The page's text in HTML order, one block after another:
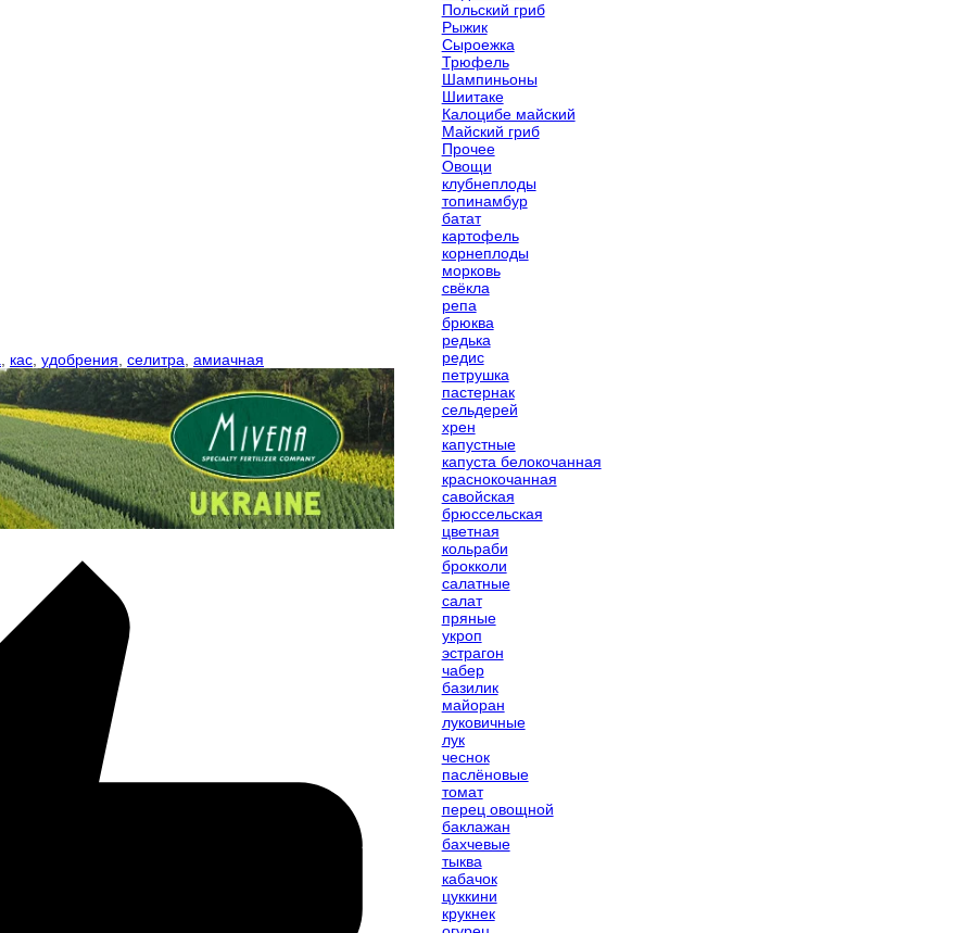
кас удобрения селитра амиачная
Польский гриб
Рыжик
Сыроежка
Трюфель
Шампиньоны
Шиитаке
Калоцибе майский
Майский гриб
Прочее
Овощи
клубнеплоды
топинамбур
батат
картофель
корнеплоды
морковь
свёкла
репа
брюква
редька
редис
петрушка
пастернак
сельдерей
хрен
капустные
капуста белокочанная
краснокочанная
савойская
брюссельская
цветная
кольраби
брокколи
салатные
салат
пряные
укроп
эстрагон
чабер
базилик
майоран
луковичные
лук
чеснок
паслёновые
томат
перец овощной
баклажан
бахчевые
тыква
кабачок
цуккини
крукнек